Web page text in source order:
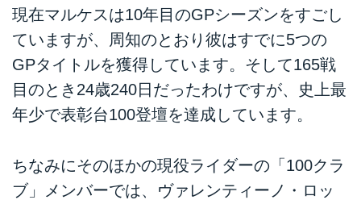
現在マルケスは10年目のGPシーズンをすごし
ていますが、周知のとおり彼はすでに5つの
GPタイトルを獲得しています。そして165戦
目のとき24歳240日だったわけですが、史上最
年少で表彰台100登壇を達成しています。
ちなみにそのほかの現役ライダーの「100クラ
ブ」メンバーでは、ヴァレンティーノ・ロッ